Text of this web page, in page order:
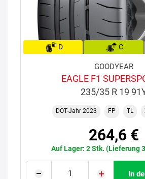
D C
GOODYEAR
EAGLE F1
235/35 R 19
DOT-Jahr 2023 FP TL
264,6 €
Auf Lager: 2 Stk. (Lieferung
In